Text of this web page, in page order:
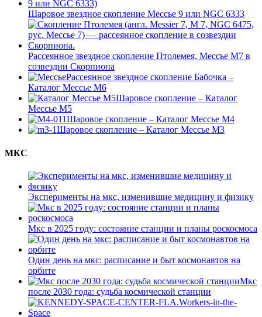
Шаровое звездное скопление Мессье 9 или NGC 6333
Рассеянное звездное скопление Птолемея, Мессье М7 в
созвездии Скорпиона
Рассеянное звездное скопление Бабочка –
Каталог Мессье М6
Шаровое скопление – Каталог
Мессье М5
Шаровое скопление – Каталог Мессье М4
Шаровое скопление – Каталог Мессье М3
МКС
Эксперименты на мкс, изменившие медицину и физику
Мкс в 2025 году: состояние станции и планы роскосмоса
Один день на мкс: расписание и быт космонавтов на
орбите
Мкс
после 2030 года: судьба космической станции